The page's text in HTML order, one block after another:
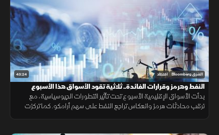
43:24 الشرق Bloomberg اقتصاد
النفط وهرمز وقرارات الفائدة.. ثلاثية تقود الأسواق هذا الأسبوع
بدأت الأسواق الإقليمية الأسبوع تحت تأثير التطورات الجيوسياسية، مع
ترقب محادثات هرمز وانعكاس تراجع النفط على سهم أرامكو. كما تركزت